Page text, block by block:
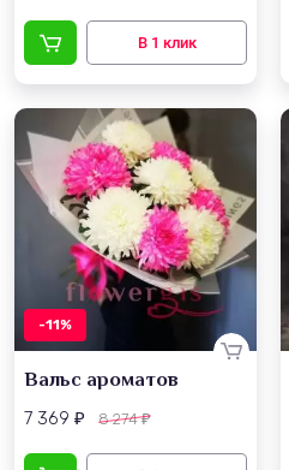
-11%
Вальс ароматов
7 369 ₽ 8 274₽